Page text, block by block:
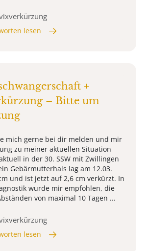
lesen
+
– Bitte um
mich gerne bei dir melden und mir
zu meiner aktuellen Situation
in der 30. SSW mit Zwillingen
Gebärmutterhals lag am 12.03.
und ist jetzt auf 2,6 cm verkürzt. In
wurde mir empfohlen, die
von maximal 10 Tagen ...
lesen